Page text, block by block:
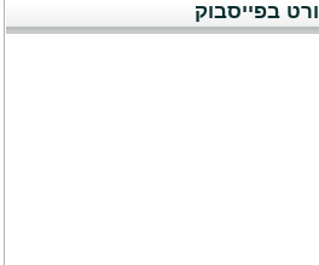
בפייסבוק